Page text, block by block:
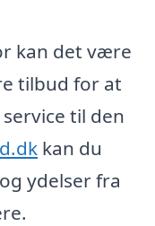
kan det være
tilbud for at
til den
kan du
ydelser fra